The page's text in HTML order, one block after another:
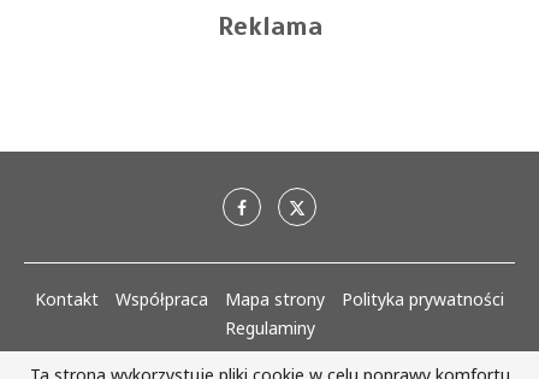
Reklama
Współpraca Mapa strony
Polityka prywatności
Regulaminy